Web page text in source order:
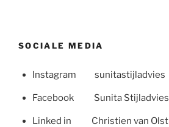
SOCIALE MEDIA
Instagram sunitastijladvies
Facebook Sunita Stijladvies
Linked in Christien van Olst